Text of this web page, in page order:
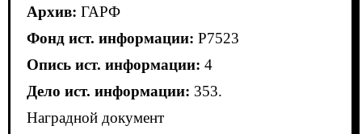
Архив: ГАРФ
Фонд ист. информации: Р7523
Опись ист. информации: 4
Дело ист. информации: 353.
Наградной документ